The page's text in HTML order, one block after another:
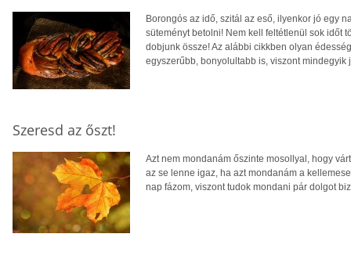
Borongós az idő, szitál az eső, ilyenkor jó egy
süteményt betolni! Nem kell feltétlenül sok időt
dobjunk össze! Az alábbi cikkben olyan
egyszerűbb, bonyolultabb is, viszont
Szeresd az őszt!
Azt nem mondanám őszinte mosollyal, hogy
az se lenne igaz, ha azt mondanám a
nap fázom, viszont tudok mondani pár dolgot